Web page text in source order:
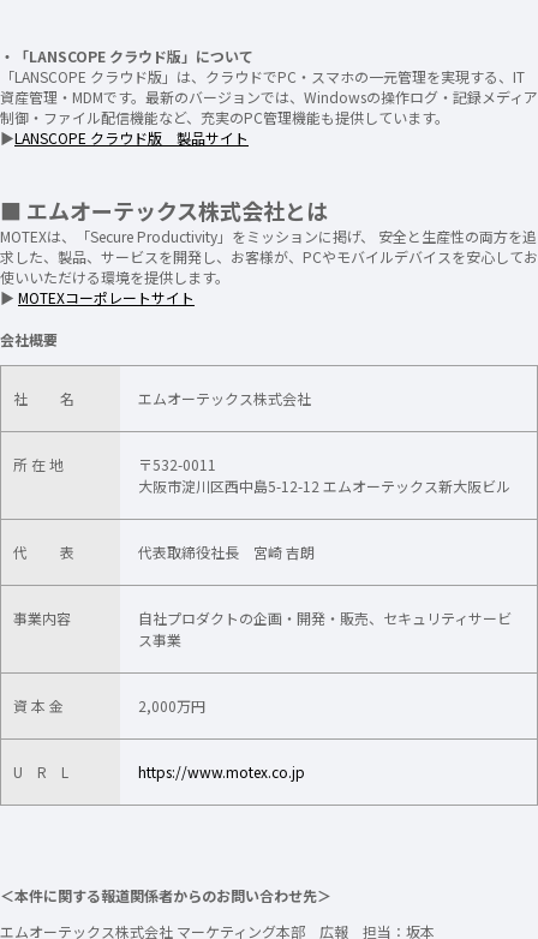
・「LANSCOPE クラウド版」について
「LANSCOPE クラウド版」は、クラウドでPC・スマホの一元管理を実現する、IT
資産管理・MDMです。最新のバージョンでは、Windowsの操作ログ・記録メディア
制御・ファイル配信機能など、充実のPC管理機能も提供しています。
▶LANSCOPE クラウド版 製品サイト
■ エムオーテックス株式会社とは
MOTEXは、「Secure Productivity」をミッションに掲げ、 安全と生産性の両方を追
求した、製品、サービスを開発し、お客様が、PCやモバイルデバイスを安心してお
使いいただける環境を提供します。
▶ MOTEXコーポレートサイト
会社概要
社 名 エムオーテックス株式会社
所 在 地
〒532-0011
大阪市淀川区西中島5-12-12 エムオーテックス新大阪ビル
代 表 代表取締役社長 宮崎 吉朗
事業内容
自社プロダクトの企画・開発・販売​、セキュリティサービ
ス事業​
資 本 金 2,000万円
U R L https://www.motex.co.jp
＜本件に関する報道関係者からのお問い合わせ先＞
エムオーテックス株式会社 マーケティング本部 広報 担当：坂本